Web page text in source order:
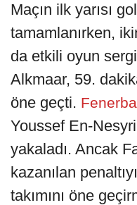
Maçın ilk yarısı
tamamlanırken,
da etkili oyun
Alkmaar, 59.
öne geçti.
Youssef En-
yakaladı. Ancak
kazanılan
takımını öne